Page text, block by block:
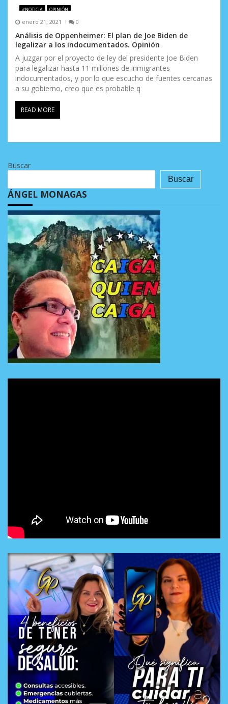
#NOTICIA OPINIÓN
enero 21, 2021 0
Análisis de Oppenheimer: El plan de Joe Biden de
legalizar a los indocumentados. Opinión
A juzgar por el proyecto de ley del presidente Joe Biden
para legalizar hasta 11 millones de inmigrantes
indocumentados, y por lo que escucho de fuentes cercanas
a su gobierno, creo que es probable q
READ MORE
Buscar
Buscar
ÁNGEL MONAGAS